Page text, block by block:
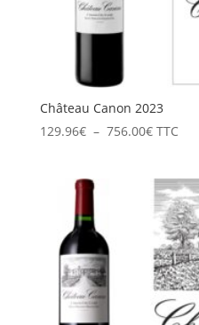
Château Canon 2023
129.96€ – 756.00€Plage
129.96€
à
756.00€
TTC